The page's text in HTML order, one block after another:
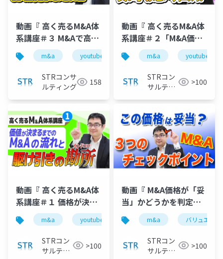
動画『 高く売るM&A体
系講座＃３ M&Aで高値
を引き出すための「心
理学」』で投影した資
m&a youtube バリュエーション 企業価
STRコンサ
ルティング
158
動画『 高く売るM&A体
系講座＃２「M&A価値
の評価」のリアルを買
収担当者が解説 』で投
影した資料
m&a youtube
STRコン
サルティ
>100
動画『 高く売るM&A体
系講座＃１ 価格が決ま
る流れと駆け引きの勘
所を公認会計士が解説
』で投影した資料
m&a youtube バリュエーション 企業価
STRコン
サルティ
>100
動画『 M&A価格が「妥
当」かどうかを判定す
る３つのチェックポイ
ント 』で投影した資料
m&a バリュエー
STRコン
サルティ
>100